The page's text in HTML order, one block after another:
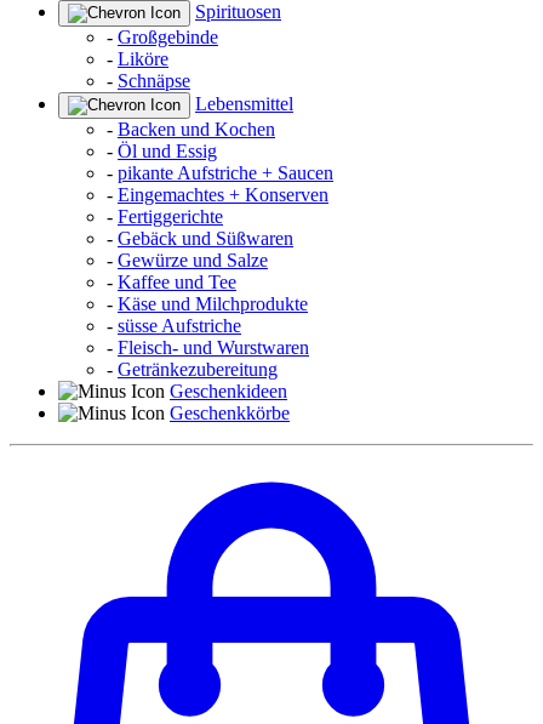
Spirituosen
- Großgebinde
- Liköre
- Schnäpse
Lebensmittel
- Backen und Kochen
- Öl und Essig
- pikante Aufstriche + Saucen
- Eingemachtes + Konserven
- Fertiggerichte
- Gebäck und Süßwaren
- Gewürze und Salze
- Kaffee und Tee
- Käse und Milchprodukte
- süsse Aufstriche
- Fleisch- und Wurstwaren
- Getränkezubereitung
Geschenkideen
Geschenkkörbe